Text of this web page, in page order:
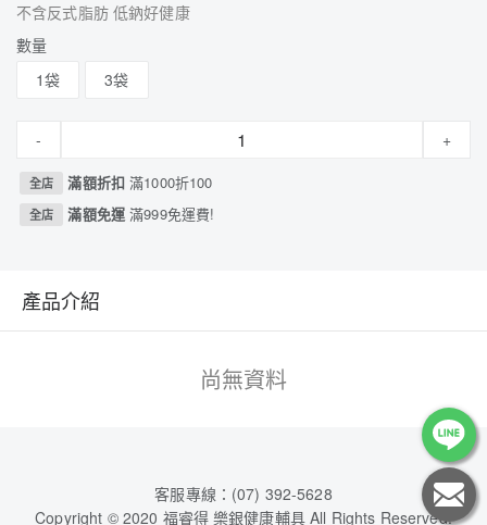
不含反式脂肪 低鈉好健康
數量
1袋
3袋
- +
全店 滿額折扣滿1000折100
全店 滿額免運滿999免運費!
產品介紹
尚無資料
客服專線：(07) 392-5628
Copyright © 2020 福睿得 樂銀健康輔具 All Rights Reserved.